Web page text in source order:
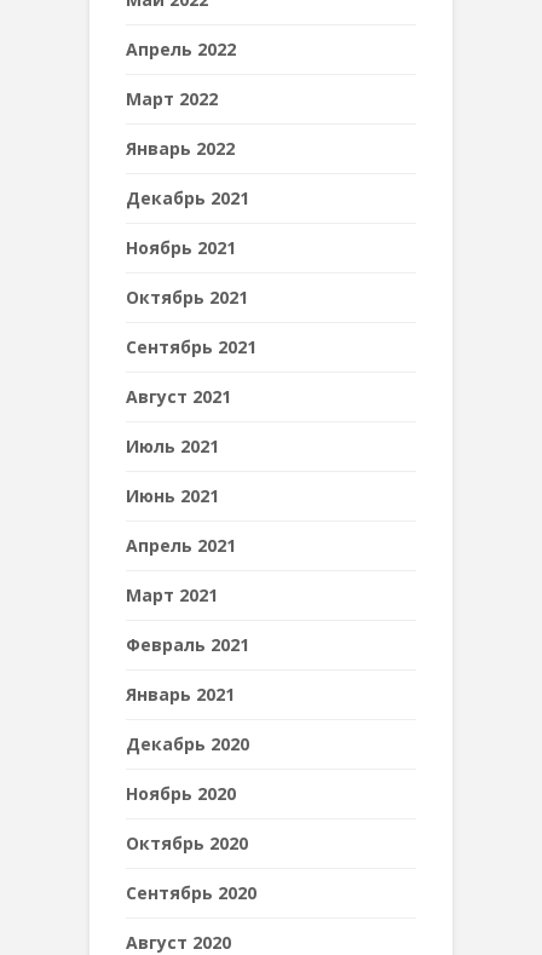
Апрель 2022
Март 2022
Январь 2022
Декабрь 2021
Ноябрь 2021
Октябрь 2021
Сентябрь 2021
Август 2021
Июль 2021
Июнь 2021
Апрель 2021
Март 2021
Февраль 2021
Январь 2021
Декабрь 2020
Ноябрь 2020
Октябрь 2020
Сентябрь 2020
Август 2020